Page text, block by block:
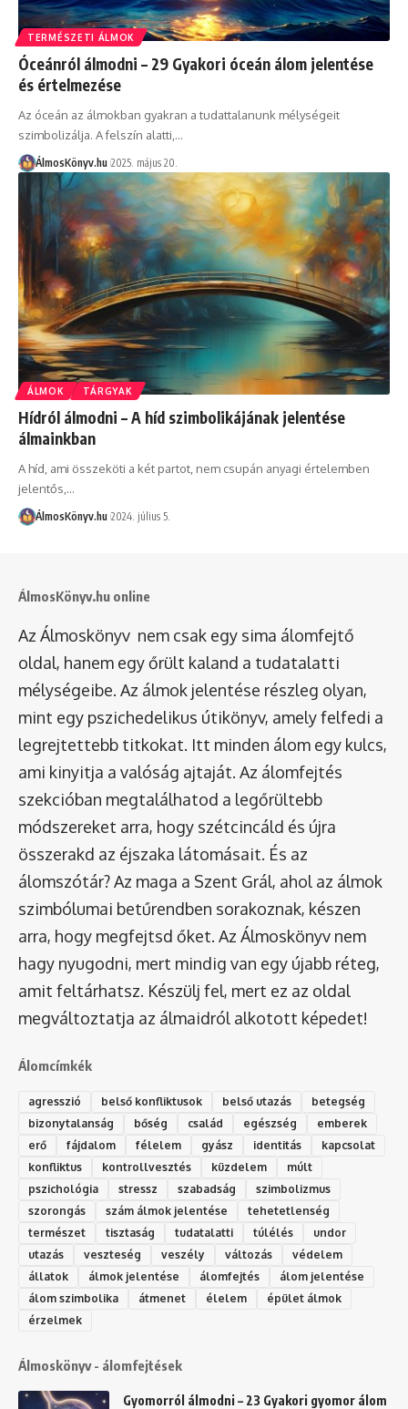
TERMÉSZETI ÁLMOK
Óceánról álmodni – 29 Gyakori óceán álom jelentése
és értelmezése
Az óceán az álmokban gyakran a tudattalanunk mélységeit
szimbolizálja. A felszín alatti,…
ÁlmosKönyv.hu 2025. május 20.
ÁLMOK TÁRGYAK
Hídról álmodni – A híd szimbolikájának jelentése
álmainkban
A híd, ami összeköti a két partot, nem csupán anyagi értelemben
jelentős,…
ÁlmosKönyv.hu 2024. július 5.
ÁlmosKönyv.hu online
Az Álmoskönyv nem csak egy sima álomfejtő
oldal, hanem egy őrült kaland a tudatalatti
mélységeibe. Az álmok jelentése részleg olyan,
mint egy pszichedelikus útikönyv, amely felfedi a
legrejtettebb titkokat. Itt minden álom egy kulcs,
ami kinyitja a valóság ajtaját. Az álomfejtés
szekcióban megtalálhatod a legőrültebb
módszereket arra, hogy szétcincáld és újra
összerakd az éjszaka látomásait. És az
álomszótár? Az maga a Szent Grál, ahol az álmok
szimbólumai betűrendben sorakoznak, készen
arra, hogy megfejtsd őket. Az Álmoskönyv nem
hagy nyugodni, mert mindig van egy újabb réteg,
amit feltárhatsz. Készülj fel, mert ez az oldal
megváltoztatja az álmaidról alkotott képedet!
Álomcímkék
agresszió belső konfliktusok belső utazás
betegség
bizonytalanság
bőség család egészség
emberek
erő
fájdalom félelem gyász identitás
kapcsolat
konfliktus
kontrollvesztés küzdelem
múlt
pszichológia
stressz szabadság
szimbolizmus
szorongás
szám álmok jelentése
tehetetlenség
természet
tisztaság tudatalatti túlélés
undor
utazás
veszteség veszély változás
védelem
állatok
álmok jelentése álomfejtés
álom jelentése
álom szimbolika
átmenet élelem
épület álmok
érzelmek
Álmoskönyv - álomfejtések
Gyomorról álmodni – 23 Gyakori gyomor álom